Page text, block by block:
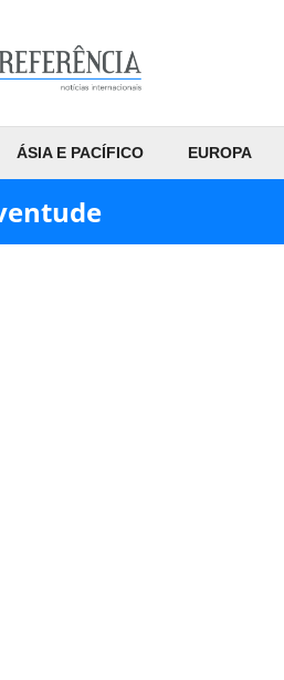
ÁSIA E PACÍFICO EUROPA